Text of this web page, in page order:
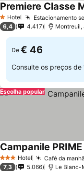
1 Estrelas
Hotel Estacionamento
Premiere Classe
6,4 4.417 Montreuil,
De € 46
Consulte os preços de
Escolha popular
3 EstrelasHotel Café da
Campanile
7,3 5.066 Le Blanc-